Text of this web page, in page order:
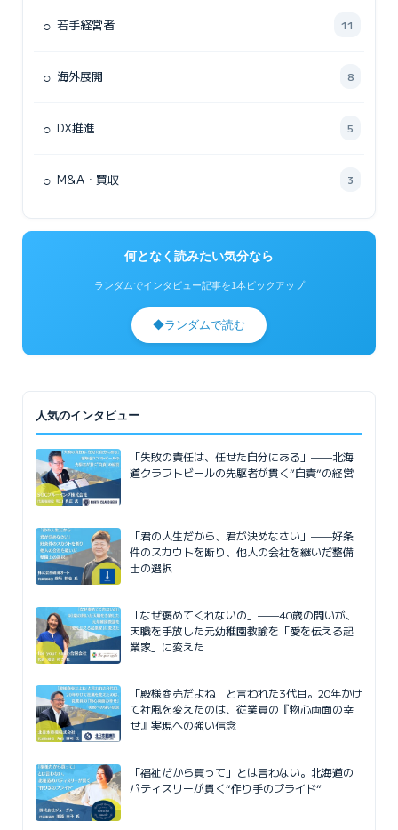
○ 若手経営者 11
○ 海外展開 8
○ DX推進 5
○ M&A・買収 3
何となく読みたい気分なら
ランダムでインタビュー記事を1本ピックアップ
◆ランダムで読む
人気のインタビュー
「失敗の責任は、任せた自分にある」——北海
道クラフトビールの先駆者が貫く”自責”の経営
「君の人生だから、君が決めなさい」——好条
件のスカウトを断り、他人の会社を継いだ整備
士の選択
「なぜ褒めてくれないの」——40歳の問いが、
天職を手放した元幼稚園教諭を「愛を伝える起
業家」に変えた
「殿様商売だよね」と言われた3代目。20年かけ
て社風を変えたのは、従業員の『物心両面の幸
せ』実現への強い信念
「福祉だから買って」とは言わない。北海道の
パティスリーが貫く“作り手のプライド”